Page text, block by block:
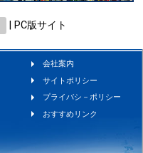
PC版サイト
会社案内
サイトポリシー
プライバシ－ポリシー
おすすめリンク